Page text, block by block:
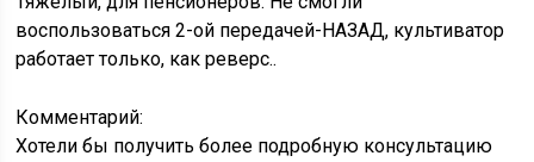
воспользоваться 2-ой передачей-НАЗАД, культиватор
работает только, как реверс..
Комментарий:
Хотели бы получить более подробную консультацию